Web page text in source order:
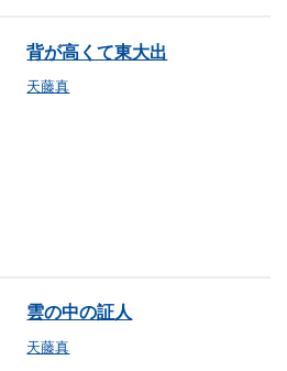
背が高くて東大出
天藤真
雲の中の証人
天藤真